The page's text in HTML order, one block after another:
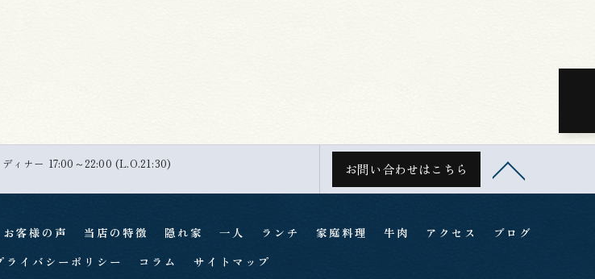
ィナー 17:00～22:00 (L.O.21:30) お問い合わせはこちら
お客様の声 当店の特徴 隠れ家 一人 ランチ 家庭料理 牛肉 アクセス
ブログ
ライバシーポリシー コラム サイトマップ